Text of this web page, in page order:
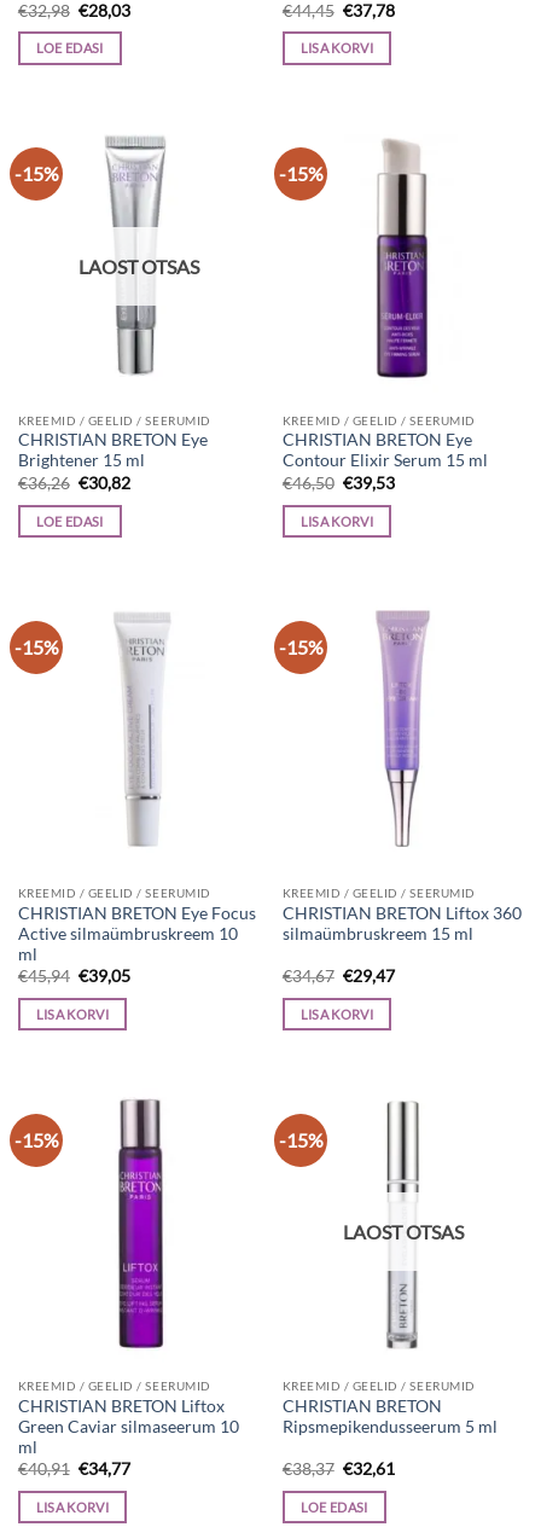
€32,98 Algne
hind
oli:
€32,98.
€28,03Current
LOE EDASI
€44,45 Algne
hind
oli:
€44,45.
€37,78Current
LISA KORVI
-15%
LAOST OTSAS
KREEMID / GEELID / SEERUMID
CHRISTIAN BRETON Eye
Brightener 15 ml
€36,26 Algne
hind
oli:
€36,26.
€30,82Current
LOE EDASI
-15%
KREEMID / GEELID / SEERUMID
CHRISTIAN BRETON Eye
Contour Elixir Serum 15 ml
€46,50 Algne
hind
oli:
€46,50.
€39,53Current
LISA KORVI
-15%
KREEMID / GEELID / SEERUMID
CHRISTIAN BRETON Eye Focus
Active silmaümbruskreem 10
ml
€45,94 Algne
hind
oli:
€45,94.
€39,05Current
LISA KORVI
-15%
KREEMID / GEELID / SEERUMID
CHRISTIAN BRETON Liftox 360
silmaümbruskreem 15 ml
€34,67 Algne
hind
oli:
€34,67.
€29,47Current
LISA KORVI
-15%
KREEMID / GEELID / SEERUMID
CHRISTIAN BRETON Liftox
Green Caviar silmaseerum 10
ml
€40,91 Algne
hind
oli:
€40,91.
€34,77Current
LISA KORVI
-15%
LAOST OTSAS
KREEMID / GEELID / SEERUMID
CHRISTIAN BRETON
Ripsmepikendusseerum 5 ml
€38,37 Algne
hind
oli:
€38,37.
€32,61Current
LOE EDASI